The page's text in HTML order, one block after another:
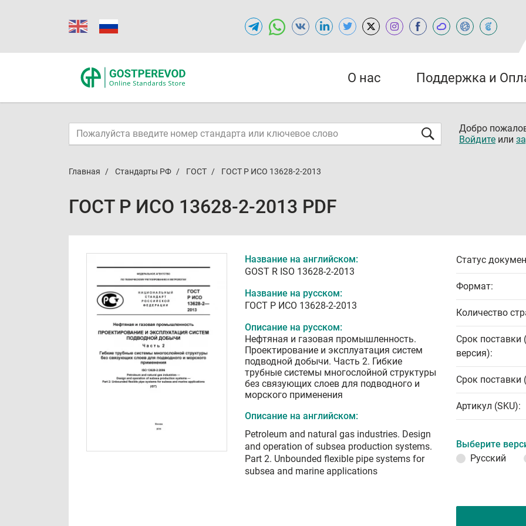
О нас Поддержка и
Добро
Войдите или
Главная Стандарты РФ ГОСТ ГОСТ Р ИСО 13628-2-2013
ГОСТ Р ИСО 13628-2-2013 PDF
Название на английском:
GOST R ISO 13628-2-2013
Название на русском:
ГОСТ Р ИСО 13628-2-2013
Описание на русском:
Нефтяная и газовая промышленность.
Проектирование и эксплуатация систем
подводной добычи. Часть 2. Гибкие
трубные системы многослойной структуры
без связующих слоев для подводного и
морского применения
Описание на английском:
Petroleum and natural gas industries. Design
and operation of subsea production systems.
Part 2. Unbounded flexible pipe systems for
subsea and marine applications
Статус
Формат:
Количество
Срок поставки
версия):
Срок поставки
Артикул (SKU):
Выберите
Русский